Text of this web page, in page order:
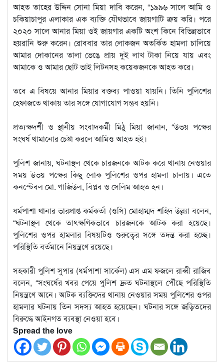
আহত তাহের উদ্দিন সোনা মিয়া দাবি করেন, “১৯৯৬ সালে আমি ও
চকিয়াচাপুর এলাকার এক ব্যক্তি যৌথভাবে জায়গাটি ক্রয় করি। পরে
২০২০ সালে আনার মিয়া ওই জায়গার একটি অংশ কিনে বিভিন্নভাবে
হয়রানি শুরু করেন। রোববার তার লোকজন অতর্কিত হামলা চালিয়ে
আমার দোকানের তালা ভেঙে প্রায় দুই লাখ টাকা নিয়ে যায় এবং
আমাকে ও আমার ছোট ভাই লিটনসহ কয়েকজনকে আহত করে।
তবে এ বিষয়ে আনার মিয়ার বক্তব্য পাওয়া যায়নি। তিনি পুলিশের
হেফাজতে থাকায় তার সঙ্গে যোগাযোগ সম্ভব হয়নি।
প্রত্যক্ষদর্শী ও স্থানীয় সংবাদকর্মী মিঠু মিয়া জানান, “উভয় পক্ষের
সংঘর্ষ থামানোর চেষ্টা করলে আমিও আহত হই।
পুলিশ জানায়, ঘটনাস্থল থেকে চারজনকে আটক করে থানায় নেওয়ার
সময় উভয় পক্ষের কিছু লোক পুলিশের ওপর হামলা চালায়। এতে
কনস্টেবল মো. গাজিউল, বিপ্লব ও সেলিম আহত হন।
ধর্মপাশা থানার ভারপ্রাপ্ত কর্মকর্তা (ওসি) মোহাম্মদ শহিদ উল্ল্যা বলেন,
“ঘটনাস্থল থেকে তাৎক্ষণিকভাবে চারজনকে আটক করা হয়েছে।
পুলিশের ওপর হামলার বিষয়টিও গুরুত্বের সঙ্গে তদন্ত করা হচ্ছে।
পরিস্থিতি বর্তমানে নিয়ন্ত্রণে রয়েছে।
সহকারী পুলিশ সুপার (ধর্মপাশা সার্কেল) এস এম ফজলে রাব্বী রাজিব
বলেন, “সংঘর্ষের খবর পেয়ে পুলিশ দ্রুত ঘটনাস্থলে পৌঁছে পরিস্থিতি
নিয়ন্ত্রণে আনে। আটক ব্যক্তিদের থানায় নেওয়ার সময় পুলিশের ওপর
হামলার ঘটনায় তিন সদস্য আহত হয়েছেন। ঘটনার সঙ্গে জড়িতদের
বিরুদ্ধে আইনগত ব্যবস্থা নেওয়া হবে।
Spread the love